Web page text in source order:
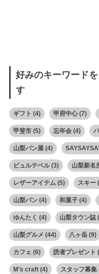
好みのキーワード
す
ギフト (4) 甲府中心(7)
甲斐市(5) 忘年会(4)
山梨パン屋(4)
ピュルテベル(3) 山梨新名
レザーアイテム(5) スキー
山梨パン(4) 和菓子(4)
ゆんたく (4) 山梨タウン誌
山梨グルメ (44) 八ヶ岳(9)
カフェ (6) 読者プレゼント
M's craft(4) スタッフ募集